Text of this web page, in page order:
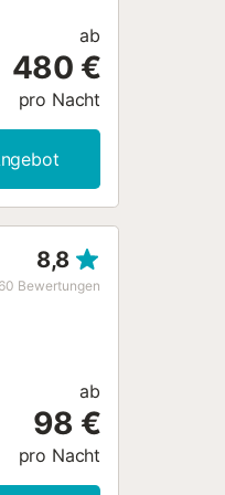
ab
480 €
pro Nacht
8,8
60 Bewertungen
ab
98 €
pro Nacht